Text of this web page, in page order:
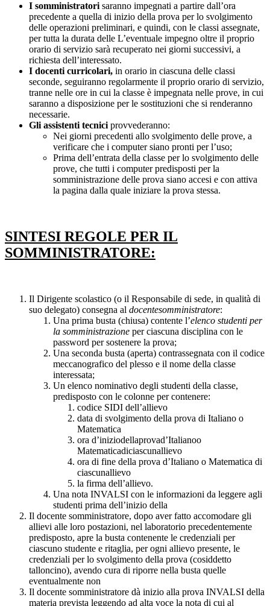
I somministratori saranno impegnati a partire dall’ora
precedente a quella di inizio della prova per lo svolgimento
delle operazioni preliminari, e quindi, con le classi assegnate,
per tutta la durata delle L’eventuale impegno oltre il proprio
orario di servizio sarà recuperato nei giorni successivi, a
richiesta dell’interessato.
I docenti curricolari, in orario in ciascuna delle classi
seconde, seguiranno regolarmente il proprio orario di servizio,
tranne nelle ore in cui la classe è impegnata nelle prove, in cui
saranno a disposizione per le sostituzioni che si renderanno
necessarie.
Gli assistenti tecnici provvederanno:
Nei giorni precedenti allo svolgimento delle prove, a
verificare che i computer siano pronti per l’uso;
Prima dell’entrata della classe per lo svolgimento delle
prove, che tutti i computer predisposti per la
somministrazione delle prova siano accesi e con attiva
la pagina dalla quale iniziare la prova stessa.
SINTESI REGOLE PER IL
SOMMINISTRATORE:
Il Dirigente scolastico (o il Responsabile di sede, in qualità di
suo delegato) consegna al docentesomministratore:
Una prima busta (chiusa) contente l’elenco studenti per
la somministrazione per ciascuna disciplina con le
password per sostenere la prova;
Una seconda busta (aperta) contrassegnata con il codice
meccanografico del plesso e il nome della classe
interessata;
Un elenco nominativo degli studenti della classe,
predisposto con le colonne per contenere:
codice SIDI dell’allievo
data di svolgimento della prova di Italiano o
Matematica
ora d’iniziodellaprovad’Italianoo
Matematicadiciascunallievo
ora di fine della prova d’Italiano o Matematica di
ciascunallievo
la firma dell’allievo.
Una nota INVALSI con le informazioni da leggere agli
studenti prima dell’inizio della
Il docente somministratore, dopo aver fatto accomodare gli
allievi alle loro postazioni, nel laboratorio precedentemente
predisposto, apre la busta contenente le credenziali per
ciascuno studente e ritaglia, per ogni allievo presente, le
credenziali per lo svolgimento della prova (cosiddetto
talloncino), avendo cura di riporre nella busta quelle
eventualmente non
Il docente somministratore dà inizio alla prova INVALSI della
materia prevista leggendo ad alta voce la nota di cui al